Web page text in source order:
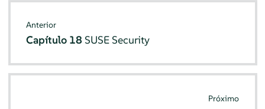
Anterior
Capítulo 18 SUSE Security
Próximo